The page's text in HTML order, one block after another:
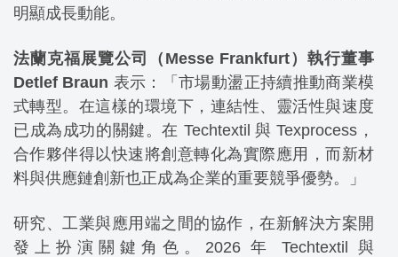
明顯成長動能。
法蘭克福展覽公司（Messe Frankfurt）執行董事
Detlef Braun 表示：「市場動盪正持續推動商業模
式轉型。在這樣的環境下，連結性、靈活性與速度
已成為成功的關鍵。在 Techtextil 與 Texprocess，
合作夥伴得以快速將創意轉化為實際應用，而新材
料與供應鏈創新也正成為企業的重要競爭優勢。」
研究、工業與應用端之間的協作，在新解決方案開
發上扮演關鍵角色。2026 年 Techtextil 與